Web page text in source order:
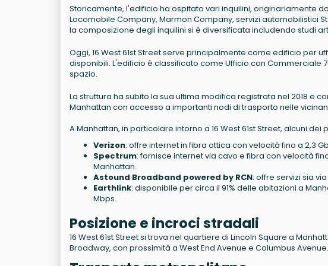
Storicamente, l'edificio ha ospitato vari inquilini, originariamente
Locomobile Company, Marmon Company, servizi automobilistici
la composizione degli inquilini si è diversificata includendo studi
Oggi, 16 West 61st Street serve principalmente come edificio per
disponibili. L'edificio è classificato come Ufficio con Commerciale
spazio.
La struttura ha subito la sua ultima modifica registrata nel 2018 e
Manhattan con accesso a importanti nodi di trasporto nelle
A Manhattan, in particolare intorno a 16 West 61st Street, alcuni
Verizon: offre internet in fibra ottica con velocità fino a 2,3
Spectrum: fornisce internet via cavo e fibra con velocità
Manhattan.
Astound Broadband powered by RCN: offre servizi sia
Earthlink: disponibile per circa il 91% delle abitazioni a
Mbps.
Posizione e incroci stradali
16 West 61st Street si trova nel quartiere di Lincoln Square a
Broadway, con prossimità a West End Avenue e Columbus Avenue.